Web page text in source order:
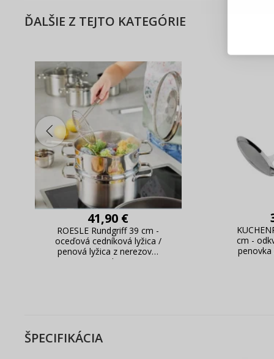
ĎALŠIE Z TEJTO KATEGÓRIE
41,90 €
ROESLE Rundgriff 39 cm -
oceďová cedníková lyžica /
penová lyžica z nerezovej
ocele
cm -
ŠPECIFIKÁCIA
Živý